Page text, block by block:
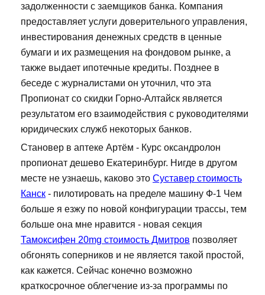
задолженности с заемщиков банка. Компания
предоставляет услуги доверительного управления,
инвестирования денежных средств в ценные
бумаги и их размещения на фондовом рынке, а
также выдает ипотечные кредиты. Позднее в
беседе с журналистами он уточнил, что эта
Пропионат со скидки Горно-Алтайск является
результатом его взаимодействия с руководителями
юридических служб некоторых банков.
Становер в аптеке Артём - Курс оксандролон
пропионат дешево Екатеринбург. Нигде в другом
месте не узнаешь, каково это Суставер стоимость
Канск - пилотировать на пределе машину Ф-1 Чем
больше я езжу по новой конфигурации трассы, тем
больше она мне нравится - новая секция
Тамоксифен 20mg стоимость Дмитров позволяет
обгонять соперников и не является такой простой,
как кажется. Сейчас конечно возможно
краткосрочное облегчение из-за программы по